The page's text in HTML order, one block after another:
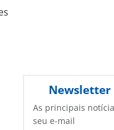
Newsletter
As principais
seu e-mail